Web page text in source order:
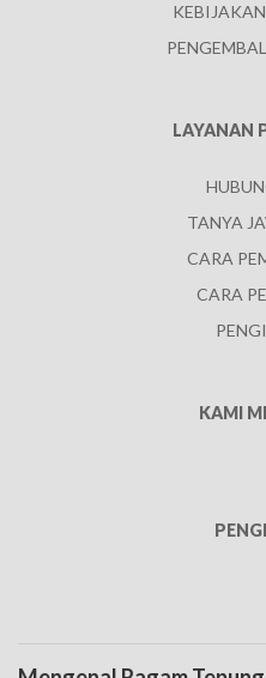
LAYANAN
TANYA
CARA
CARA
KAMI